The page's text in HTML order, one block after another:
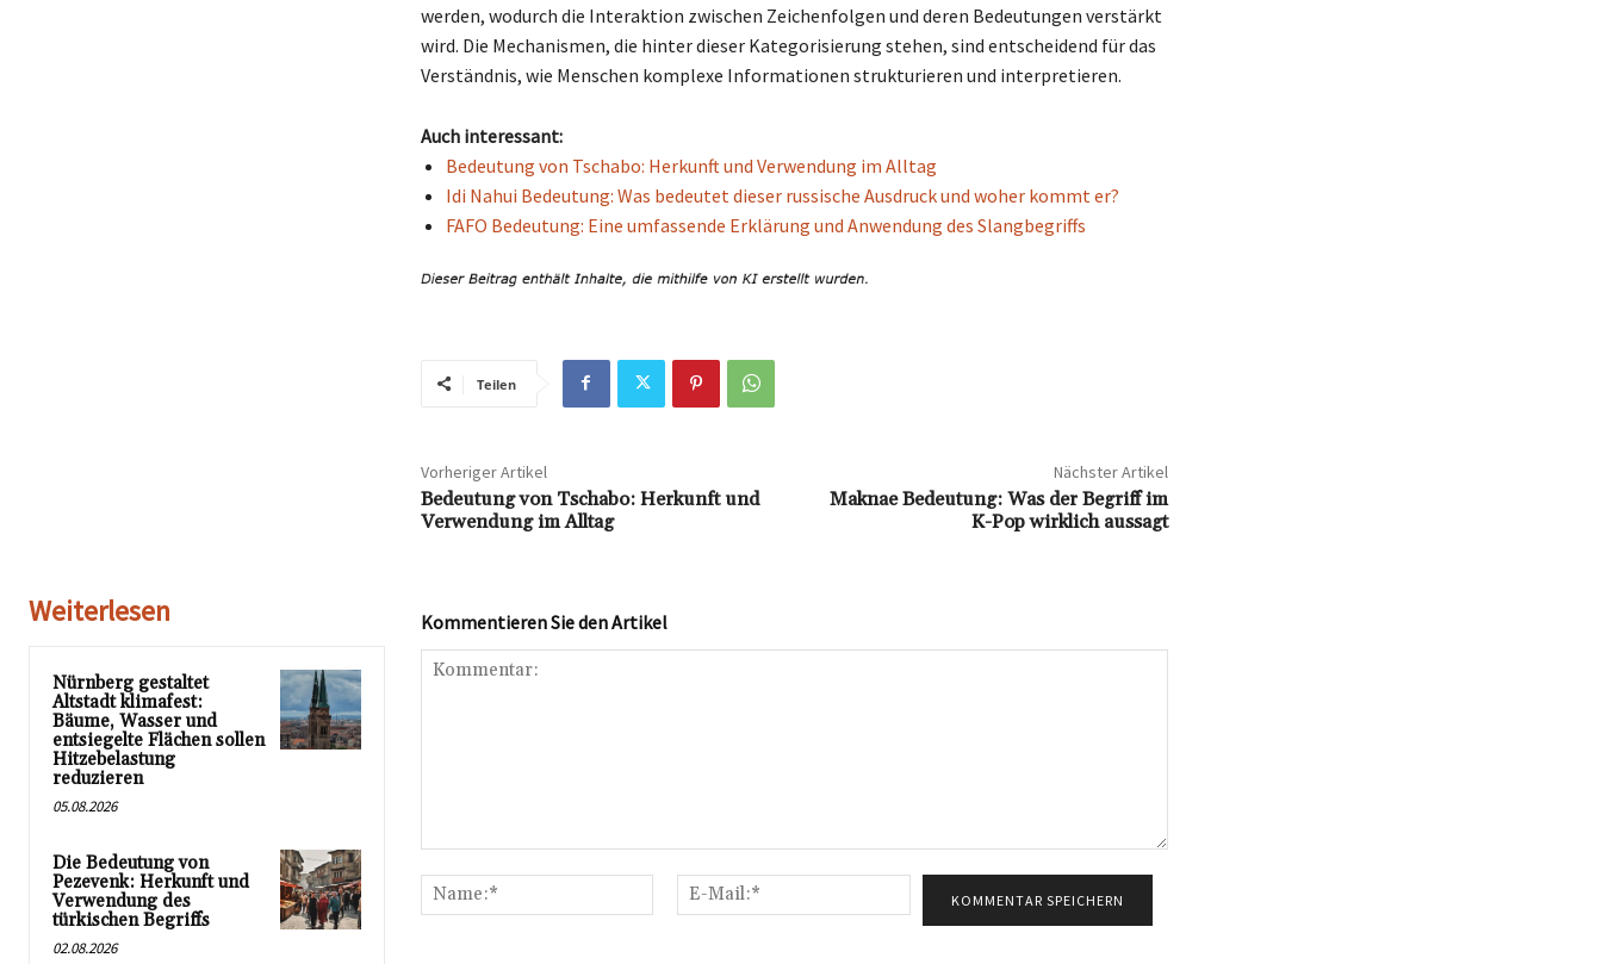
werden, wodurch die Interaktion zwischen Zeichenfolgen und deren Bedeutungen verstärkt
wird. Die Mechanismen, die hinter dieser Kategorisierung stehen, sind entscheidend für das
Verständnis, wie Menschen komplexe Informationen strukturieren und interpretieren.
Auch interessant:
Bedeutung von Tschabo: Herkunft und Verwendung im Alltag
Idi Nahui Bedeutung: Was bedeutet dieser russische Ausdruck und woher kommt er?
FAFO Bedeutung: Eine umfassende Erklärung und Anwendung des Slangbegriffs
Teilen
Vorheriger Artikel
Bedeutung von Tschabo: Herkunft und
Verwendung im Alltag
Nächster Artikel
Maknae Bedeutung: Was der Begriff im
K-Pop wirklich aussagt
Weiterlesen
Nürnberg gestaltet
Altstadt klimafest:
Bäume, Wasser und
entsiegelte Flächen sollen
Hitzebelastung
reduzieren
05.08.2026
Die Bedeutung von
Pezevenk: Herkunft und
Verwendung des
türkischen Begriffs
02.08.2026
Kommentieren Sie den Artikel
Name:*
Mail:*